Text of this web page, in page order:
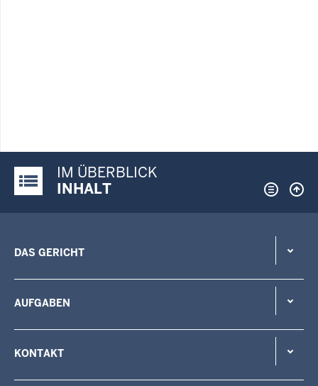
Justiz-Portal im Überblick:
IM ÜBERBLICK
INHALT
DAS GERICHT
AUFGABEN
KONTAKT